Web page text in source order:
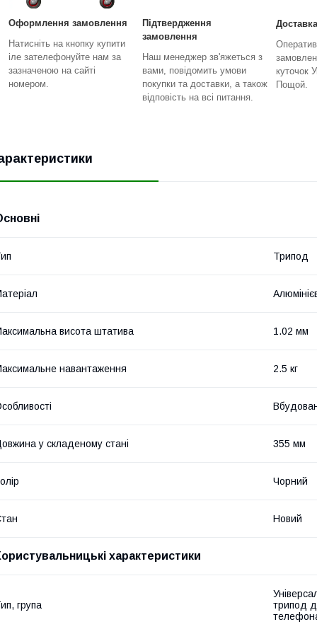
Оформлення замовлення
Натисніть на кнопку купити
іле зателефонуйте нам за
зазначеною на сайті
номером.
Підтвердження
замовлення
Наш менеджер зв'яжеться з
вами, повідомить умови
покупки та доставки, а також
відповість на всі питання.
куточок
Пощой.
Трипод
висота штатива 1.02 мм
навантаження 2.5 кг
у складеному стані 355 мм
Чорний
Новий
характеристики
група
трипод